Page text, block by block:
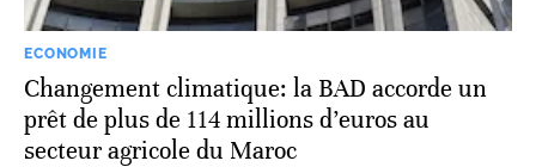
ECONOMIE
Changement climatique: la BAD accorde un
prêt de plus de 114 millions d’euros au
secteur agricole du Maroc